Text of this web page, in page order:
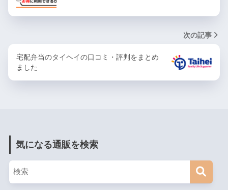
次の記事
宅配弁当のタイヘイの口コミ・評判をまとめ
ました
気になる通販を検索